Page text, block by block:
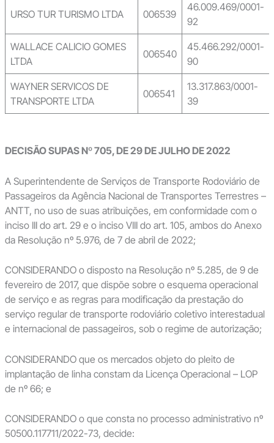
URSO TUR TURISMO LTDA 006539
46.009.469/0001-
92
WALLACE CALICIO GOMES
LTDA
006540
45.466.292/0001-
90
WAYNER SERVICOS DE
TRANSPORTE LTDA
006541
13.317.863/0001-
39
DECISÃO SUPAS Nº 705, DE 29 DE JULHO DE 2022
A Superintendente de Serviços de Transporte Rodoviário de
Passageiros da Agência Nacional de Transportes Terrestres –
ANTT, no uso de suas atribuições, em conformidade com o
inciso III do art. 29 e o inciso VIII do art. 105, ambos do Anexo
da Resolução nº 5.976, de 7 de abril de 2022;
CONSIDERANDO o disposto na Resolução nº 5.285, de 9 de
fevereiro de 2017, que dispõe sobre o esquema operacional
de serviço e as regras para modificação da prestação do
serviço regular de transporte rodoviário coletivo interestadual
e internacional de passageiros, sob o regime de autorização;
CONSIDERANDO que os mercados objeto do pleito de
implantação de linha constam da Licença Operacional – LOP
de nº 66; e
CONSIDERANDO o que consta no processo administrativo nº
50500.117711/2022-73, decide: